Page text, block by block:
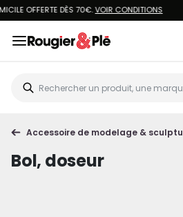
LIVRAISON À DOMICILE OFFERTE DÈS
Accessoire de modelage &
Bol, doseur